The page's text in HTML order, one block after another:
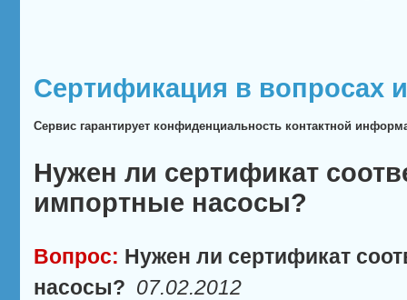
Сертификация в вопросах
Сервис гарантирует конфиденциальность контактной
Нужен ли сертификат
импортные насосы?
Вопрос: Нужен ли сертификат
насосы? 07.02.2012